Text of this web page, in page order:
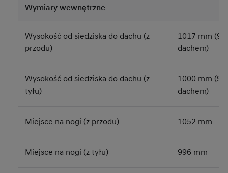
Wymiary wewnętrzne
Wysokość od siedziska do dachu (z
przodu)
1017 mm
dachem)
Wysokość od siedziska do dachu (z
tyłu)
1000 mm
dachem)
Miejsce na nogi (z przodu) 1052 mm
Miejsce na nogi (z tyłu) 996 mm